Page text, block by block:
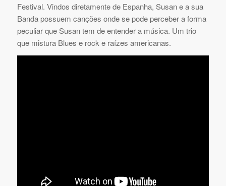
Festival. Vindos diretamente de Espanha, Susan e a sua
Banda possuem canções onde se pode perceber a forma
peculiar que Susan tem de entender a música. Um trio
que mistura Blues e rock e raízes americanas.